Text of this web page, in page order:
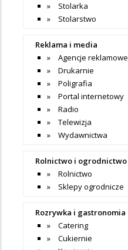
Stolarka
Stolarstwo
Reklama i media
Agencje reklamowe
Drukarnie
Poligrafia
Portal internetowy
Radio
Telewizja
Wydawnictwa
Rolnictwo i ogrodnictwo
Rolnictwo
Sklepy ogrodnicze
Rozrywka i gastronomia
Catering
Cukiernie